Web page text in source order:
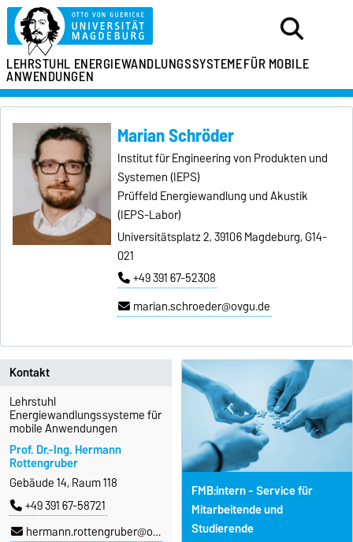
LEHRSTUHL ENERGIEWANDLUNGSSYSTEMEFÜR MOBILE
ANWENDUNGEN
Marian Schröder
Institut für Engineering von Produkten und
Systemen (IEPS)
Prüffeld Energiewandlung und Akustik
(IEPS-Labor)
Universitätsplatz 2, 39106 Magdeburg, G14-
021
+49 391 67-52308
marian.schroeder@ovgu.de
Kontakt
Lehrstuhl
Energiewandlungssysteme für
mobile Anwendungen
Prof. Dr.-Ing. Hermann
Rottengruber
Gebäude 14, Raum 118
+49 391 67-58721
hermann.rottengruber@ovgu.de
FMB:intern - Service für
Mitarbeitende und
Studierende